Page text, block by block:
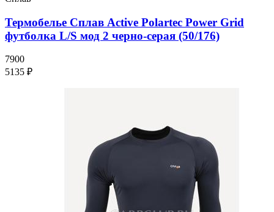
Термобелье Сплав Active Polartec Power Grid
футболка L/S мод 2 черно-серая (50/176)
7900
5135 ₽